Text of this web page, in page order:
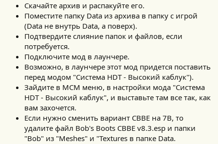
Скачайте архив и распакуйте его.
Поместите папку Data из архива в папку с игрой
(Data не внутрь Data, а поверх).
Подтвердите слияние папок и файлов, если
потребуется.
Подключите мод в лаунчере.
Возможно, в лаунчере этот мод придется поставить
перед модом "Система HDT - Высокий каблук").
Зайдите в МСМ меню, в настройки мода "Система
HDT - Высокий каблук", и выставьте там все так, как
вам захочется.
Если нужно сменить вариант CBBE на 7B, то
удалите файл Bob's Boots CBBE v8.3.esp и папки
"Bob" из "Meshes" и "Textures в папке Data.